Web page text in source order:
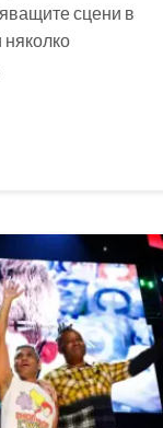
сцени в
няколко